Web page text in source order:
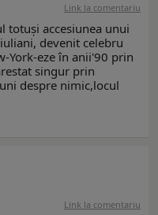
Link la comentariu
totuși accesiunea unui
devenit celebru
York-eze în anii'90 prin
singur prin
despre nimic,locul
Link la comentariu